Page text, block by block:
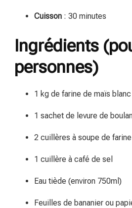
Cuisson : 30 minutes
Ingrédients
personnes)
1 kg de farine de maïs
1 sachet de levure de
2 cuillères à soupe de
1 cuillère à café de sel
Eau tiède (environ 750ml)
Feuilles de bananier ou